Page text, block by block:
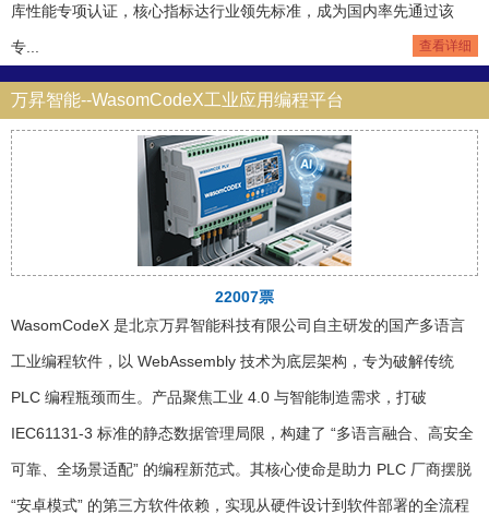
库性能专项认证，核心指标达行业领先标准，成为国内率先通过该
专... 查看详细
万昇智能--WasomCodeX工业应用编程平台
22007票
WasomCodeX 是北京万昇智能科技有限公司自主研发的国产多语言
工业编程软件，以 WebAssembly 技术为底层架构，专为破解传统
PLC 编程瓶颈而生。产品聚焦工业 4.0 与智能制造需求，打破
IEC61131-3 标准的静态数据管理局限，构建了 “多语言融合、高安全
可靠、全场景适配” 的编程新范式。其核心使命是助力 PLC 厂商摆脱
“安卓模式” 的第三方软件依赖，实现从硬件设计到软件部署的全流程